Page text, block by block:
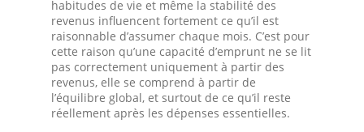
habitudes de vie et même la stabilité des
revenus influencent fortement ce qu’il est
raisonnable d’assumer chaque mois. C’est pour
cette raison qu’une capacité d’emprunt ne se lit
pas correctement uniquement à partir des
revenus, elle se comprend à partir de
l’équilibre global, et surtout de ce qu’il reste
réellement après les dépenses essentielles.